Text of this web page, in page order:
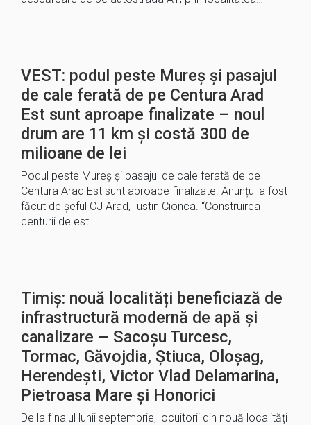
VEST: podul peste Mureș și pasajul
de cale ferată de pe Centura Arad
Est sunt aproape finalizate – noul
drum are 11 km și costă 300 de
milioane de lei
Podul peste Mureș și pasajul de cale ferată de pe
Centura Arad Est sunt aproape finalizate. Anunțul a fost
făcut de șeful CJ Arad, Iustin Cionca. “Construirea
centurii de est…
Timiș: nouă localități beneficiază de
infrastructură modernă de apă și
canalizare – Sacoșu Turcesc,
Tormac, Găvojdia, Știuca, Oloșag,
Herendești, Victor Vlad Delamarina,
Pietroasa Mare și Honorici
De la finalul lunii septembrie, locuitorii din nouă localități